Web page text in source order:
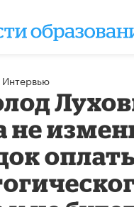
Интервью
не